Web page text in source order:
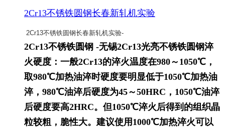
2Cr13不锈铁圆钢长春新轧机实验
2Cr13不锈铁圆钢长春新轧机实验-
2Cr13不锈铁圆钢 -无锡2Cr13光亮不锈铁圆钢淬
火硬度：一般2Cr13的淬火温度在980～1050℃，
取980℃加热油淬时硬度要明显低于1050℃加热油
淬，980℃油淬后硬度为45～50HRC，1050℃油淬
后硬度要高2HRC。但1050℃淬火后得到的组织晶
粒较粗，脆性大。建议使用1000℃加热淬火可以